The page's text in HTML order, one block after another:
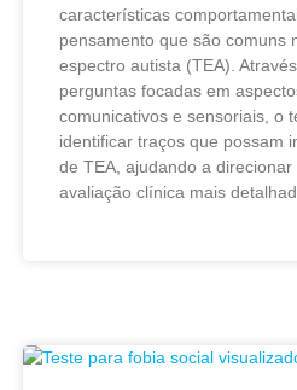
características
pensamento que são comuns
espectro autista (TEA).
perguntas focadas em
comunicativos e sensoriais, o
identificar traços que possam
de TEA, ajudando a direcionar
avaliação clínica mais